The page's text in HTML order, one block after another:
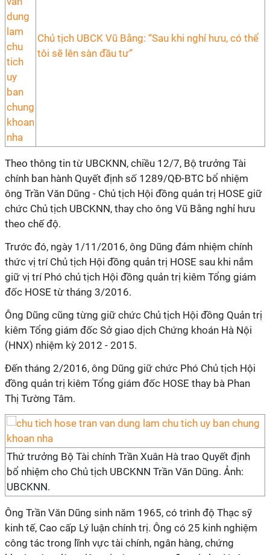
Chủ tịch UBCK Vũ Bằng: “Sau khi nghỉ hưu, có thể
tôi sẽ lên sàn đầu tư“
Theo thông tin từ UBCKNN, chiều 12/7, Bộ trưởng Tài
chính ban hành Quyết định số 1289/QĐ-BTC bổ nhiệm
ông Trần Văn Dũng - Chủ tịch Hội đồng quản trị HOSE giữ
chức Chủ tịch UBCKNN, thay cho ông Vũ Bằng nghỉ hưu
theo chế độ.
Trước đó, ngày 1/11/2016, ông Dũng đảm nhiệm chính
thức vị trí Chủ tịch Hội đồng quản trị HOSE sau khi nắm
giữ vị trí Phó chủ tịch Hội đồng quản trị kiêm Tổng giám
đốc HOSE từ tháng 3/2016.
Ông Dũng cũng từng giữ chức Chủ tịch Hội đồng Quản trị
kiêm Tổng giám đốc Sở giao dịch Chứng khoán Hà Nội
(HNX) nhiệm kỳ 2012 - 2015.
Đến tháng 2/2016, ông Dũng giữ chức Phó Chủ tịch Hội
đồng quản trị kiêm Tổng giám đốc HOSE thay bà Phan
Thị Tường Tâm.
Thứ trưởng Bộ Tài chính Trần Xuân Hà trao Quyết định
bổ nhiệm cho Chủ tịch UBCKNN Trần Văn Dũng. Ảnh:
UBCKNN.
Ông Trần Văn Dũng sinh năm 1965, có trình độ Thạc sỹ
kinh tế, Cao cấp Lý luận chính trị. Ông có 25 kinh nghiệm
công tác trong lĩnh vực tài chính, ngân hàng, chứng